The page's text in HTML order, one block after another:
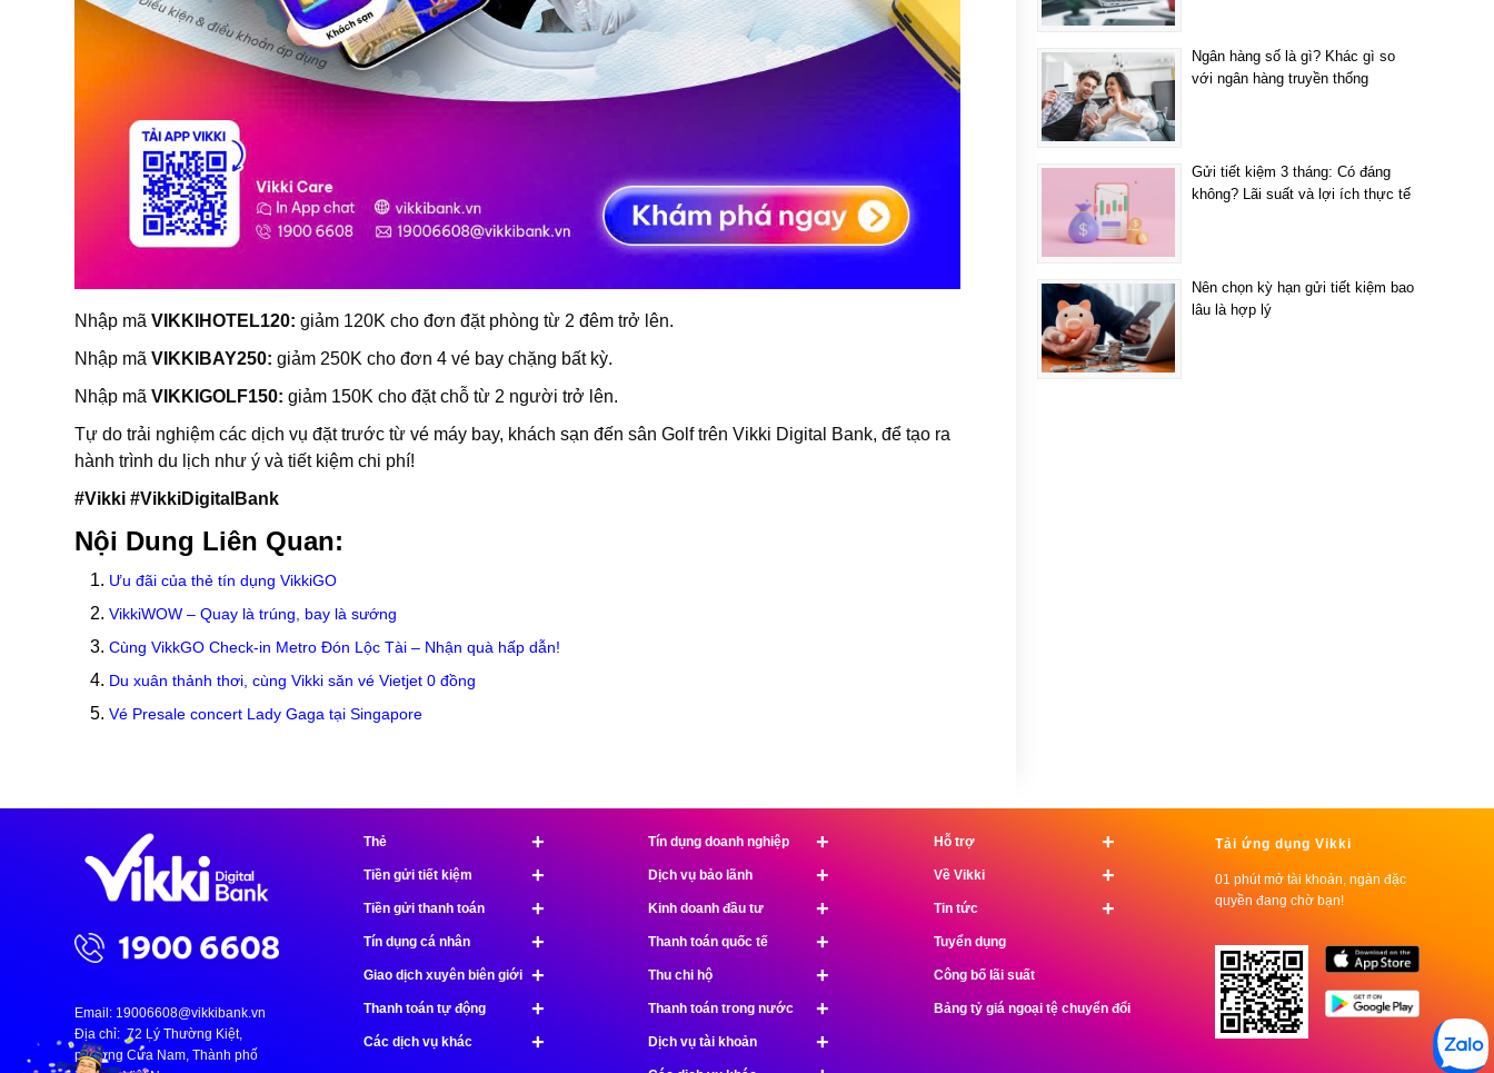
Nhập mã VIKKIHOTEL120: giảm 120K cho đơn đặt phòng từ 2 đêm trở lên.
Nhập mã VIKKIBAY250: giảm 250K cho đơn 4 vé bay chặng bất kỳ.
Nhập mã VIKKIGOLF150: giảm 150K cho đặt chỗ từ 2 người trở lên.
Tự do trải nghiệm các dịch vụ đặt trước từ vé máy bay, khách sạn đến sân Golf trên Vikki Digital Bank, để tạo ra
hành trình du lịch như ý và tiết kiệm chi phí!
#Vikki #VikkiDigitalBank
Nội Dung Liên Quan:
Ưu đãi của thẻ tín dụng VikkiGO
VikkiWOW – Quay là trúng, bay là sướng
Cùng VikkGO Check-in Metro Đón Lộc Tài – Nhận quà hấp dẫn!
Du xuân thảnh thơi, cùng Vikki săn vé Vietjet 0 đồng
Vé Presale concert Lady Gaga tại Singapore
Ngân hàng số là gì? Khác gì so
với ngân hàng truyền thống
Gửi tiết kiệm 3 tháng: Có đáng
không? Lãi suất và lợi ích thực tế
Nên chọn kỳ hạn gửi tiết kiệm bao
lâu là hợp lý
Email: 19006608@vikkibank.vn
Địa chỉ: 72 Lý Thường Kiệt,
phường Cửa Nam, Thành phố
+
Thẻ
+
Tiền gửi tiết kiệm
+
Tiền gửi thanh toán
+
Tín dụng cá nhân
+
Giao dịch xuyên biên giới
+
Thanh toán tự động
+
Các dịch vụ khác
+
Tín dụng doanh nghiệp
+
Dịch vụ bảo lãnh
+
Kinh doanh đầu tư
+
Thanh toán quốc tế
+
Thu chi hộ
+
Thanh toán trong nước
+
Dịch vụ tài khoản
+
Hỗ trợ
+
Về Vikki
+
Tin tức
Tuyển dụng
Công bố lãi suất
Bảng tỷ giá ngoại tệ chuyển đổi
Tải ứng dụng Vikki
01 phút mở tài khoản, ngàn đặc
quyền đang chờ bạn!